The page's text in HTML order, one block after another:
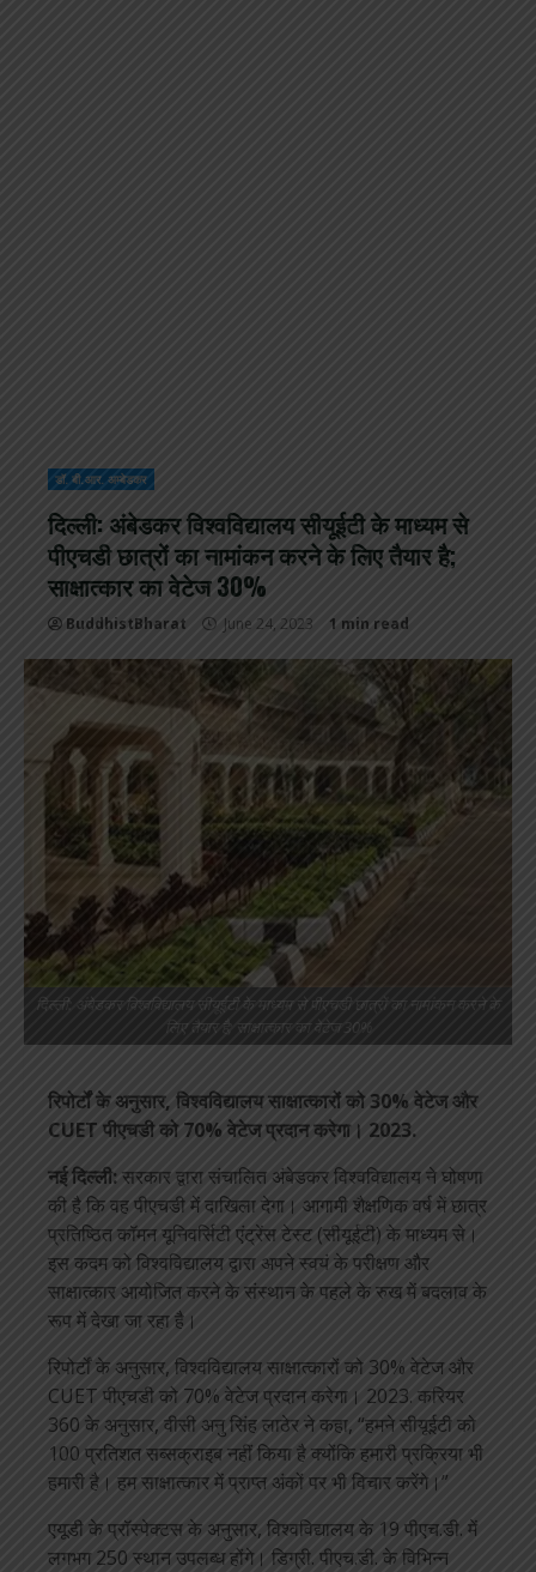
डॉ. बी.आर. अम्बेडकर
दिल्ली: अंबेडकर विश्वविद्यालय सीयूईटी के माध्यम से
पीएचडी छात्रों का नामांकन करने के लिए तैयार है;
साक्षात्कार का वेटेज 30%
BuddhistBharat June 24, 2023 1 min read
दिल्ली: अंबेडकर विश्वविद्यालय सीयूईटी के माध्यम से पीएचडी छात्रों का नामांकन करने के
लिए तैयार है; साक्षात्कार का वेटेज 30%
रिपोर्टों के अनुसार, विश्वविद्यालय साक्षात्कारों को 30% वेटेज और
CUET पीएचडी को 70% वेटेज प्रदान करेगा। 2023.
नई दिल्ली:सरकार द्वारा संचालित अंबेडकर विश्वविद्यालय ने घोषणा
की है कि वह पीएचडी में दाखिला देगा। आगामी शैक्षणिक वर्ष में छात्र
प्रतिष्ठित कॉमन यूनिवर्सिटी एंट्रेंस टेस्ट (सीयूईटी) के माध्यम से।
इस कदम को विश्वविद्यालय द्वारा अपने स्वयं के परीक्षण और
साक्षात्कार आयोजित करने के संस्थान के पहले के रुख में बदलाव के
रूप में देखा जा रहा है।
रिपोर्टों के अनुसार, विश्वविद्यालय साक्षात्कारों को 30% वेटेज और
CUET पीएचडी को 70% वेटेज प्रदान करेगा। 2023. करियर
360 के अनुसार, वीसी अनु सिंह लाठेर ने कहा, “हमने सीयूईटी को
100 प्रतिशत सब्सक्राइब नहीं किया है क्योंकि हमारी प्रक्रिया भी
हमारी है। हम साक्षात्कार में प्राप्त अंकों पर भी विचार करेंगे।”
एयूडी के प्रॉस्पेक्टस के अनुसार, विश्वविद्यालय के 19 पीएच.डी. में
लगभग 250 स्थान उपलब्ध होंगे। डिग्री. पीएच.डी. के विभिन्न